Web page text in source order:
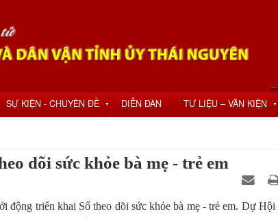
SỰ KIỆN - CHUYÊN ĐỀ ▼ DIỄN ĐÀN TƯ LIỆU – VĂN KIỆN ▼
dõi sức khỏe bà mẹ - trẻ em
động triển khai Sổ theo dõi sức khỏe bà mẹ - trẻ em. Dự Hội